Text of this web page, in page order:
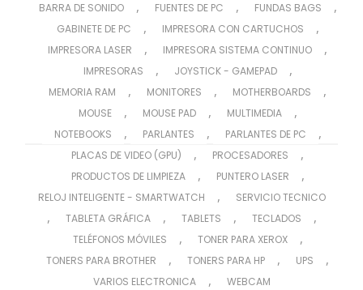
BARRA DE SONIDO , FUENTES DE PC , FUNDAS BAGS ,
GABINETE DE PC , IMPRESORA CON CARTUCHOS ,
IMPRESORA LASER , IMPRESORA SISTEMA CONTINUO ,
IMPRESORAS , JOYSTICK - GAMEPAD ,
MEMORIA RAM , MONITORES , MOTHERBOARDS ,
MOUSE , MOUSE PAD , MULTIMEDIA ,
NOTEBOOKS , PARLANTES , PARLANTES DE PC ,
PLACAS DE VIDEO (GPU) , PROCESADORES ,
PRODUCTOS DE LIMPIEZA , PUNTERO LASER ,
RELOJ INTELIGENTE - SMARTWATCH , SERVICIO TECNICO
, TABLETA GRÁFICA , TABLETS , TECLADOS ,
TELÉFONOS MÓVILES , TONER PARA XEROX ,
TONERS PARA BROTHER , TONERS PARA HP , UPS ,
VARIOS ELECTRONICA , WEBCAM